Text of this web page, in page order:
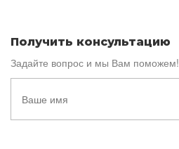
Получить консультацию
Задайте вопрос и мы Вам поможем!